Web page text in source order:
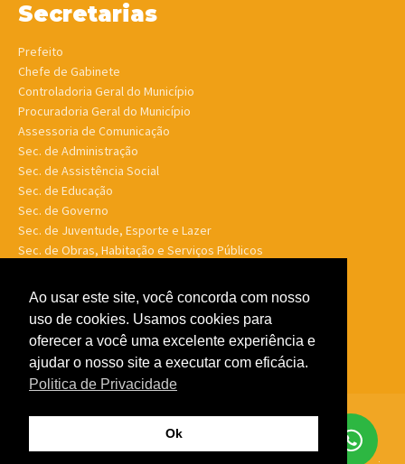
Secretarias
Prefeito
Chefe de Gabinete
Controladoria Geral do Município
Procuradoria Geral do Município
Assessoria de Comunicação
Sec. de Administração
Sec. de Assistência Social
Sec. de Educação
Sec. de Governo
Sec. de Juventude, Esporte e Lazer
Sec. de Obras, Habitação e Serviços Públicos
Sec. de Saúde
Sec. de Turismo
Sec. de Meio Ambiente, Desenv. Agrário, Aquicultura e Pesca
Politica de
Ao usar este site, você concorda com nosso
uso de cookies. Usamos cookies para
oferecer a você uma excelente experiência e
ajudar o nosso site a executar com eficácia.
Politica de Privacidade
Ok